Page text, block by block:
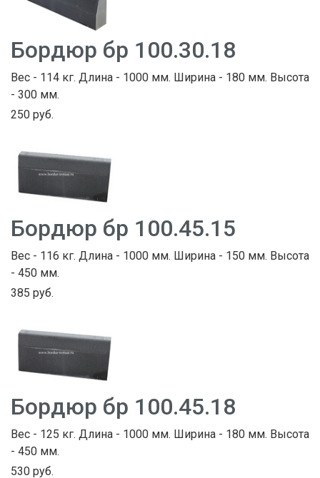
Бордюр бр 100.30.18
Вес - 114 кг. Длина - 1000 мм. Ширина - 180 мм. Высота
- 300 мм.
250 руб.
Бордюр бр 100.45.15
Вес - 116 кг. Длина - 1000 мм. Ширина - 150 мм. Высота
- 450 мм.
385 руб.
Бордюр бр 100.45.18
Вес - 125 кг. Длина - 1000 мм. Ширина - 180 мм. Высота
- 450 мм.
530 руб.